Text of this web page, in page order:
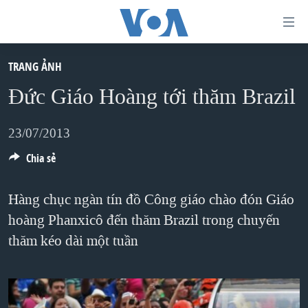
dẫn
truy
cập
nội
dung
Tới
điều
hướng
Đi
TRANG CHỦ
VIỆT NAM
HOA KỲ
BIỂN ĐÔNG
BLOG
DIỄN ĐÀN
MỤC
VẠCH TRẦN TIN GIẢ
CHIẾN TRANH THƯƠNG MẠI CỦA MỸ: QUÁ KHỨ VÀ HIỆN
HỌC TIẾNG ANH
TRANG ẢNH
Ðức Giáo Hoàng tới thăm Brazil
23/07/2013
Hàng chục ngàn tín đồ Công giáo chào đón Giáo
hoàng Phanxicô đến thăm Brazil trong chuyến
thăm kéo dài một tuần
Chia sẻ